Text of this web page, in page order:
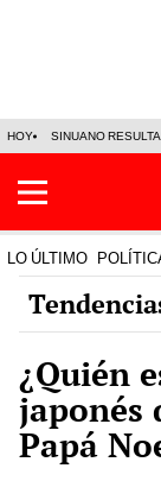
HOY SINUANO
LO ÚLTIMO
¿Quién
japonés
Papá